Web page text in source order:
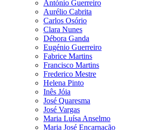
António Guerreiro
Aurélio Cabrita
Carlos Osório
Clara Nunes
Débora Ganda
Eugénio Guerreiro
Fabrice Martins
Francisco Martins
Frederico Mestre
Helena Pinto
Inês Jóia
José Quaresma
José Vargas
Maria Luísa Anselmo
Maria José Encarnação